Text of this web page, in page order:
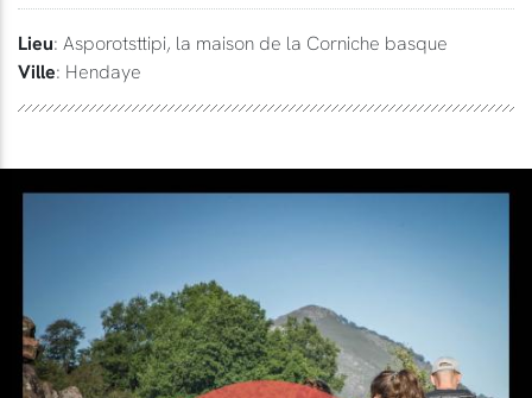
Lieu: Asporotsttipi, la maison de la Corniche basque
Ville: Hendaye